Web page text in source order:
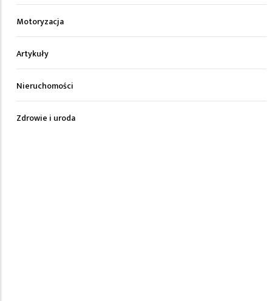
Motoryzacja
Artykuły
Nieruchomości
Zdrowie i uroda